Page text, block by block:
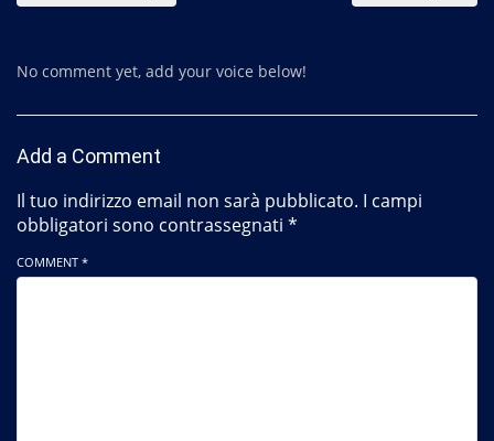
No comment yet, add your voice below!
Add a Comment
Il tuo indirizzo email non sarà pubblicato. I campi
obbligatori sono contrassegnati *
COMMENT *